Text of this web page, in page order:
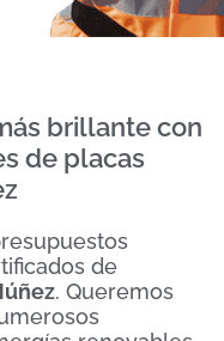
brillante con
de placas
de
. Queremos